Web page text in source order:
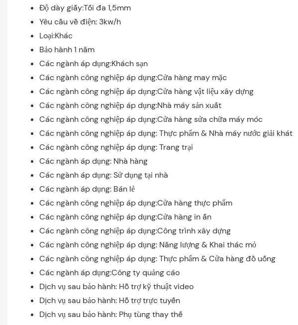
Độ dày giấy:Tối đa 1,5mm
Yêu cầu về điện: 3kw/h
Loại:Khác
Bảo hành 1 năm
Các ngành áp dụng:Khách sạn
Các ngành công nghiệp áp dụng:Cửa hàng may mặc
Các ngành công nghiệp áp dụng:Cửa hàng vật liệu xây dựng
Các ngành công nghiệp áp dụng:Nhà máy sản xuất
Các ngành công nghiệp áp dụng:Cửa hàng sửa chữa máy móc
Các ngành công nghiệp áp dụng: Thực phẩm & Nhà máy nước giải khát
Các ngành công nghiệp áp dụng: Trang trại
Các ngành áp dụng: Nhà hàng
Các ngành áp dụng: Sử dụng tại nhà
Các ngành áp dụng: Bán lẻ
Các ngành công nghiệp áp dụng:Cửa hàng thực phẩm
Các ngành công nghiệp áp dụng:Cửa hàng in ấn
Các ngành công nghiệp áp dụng:Công trình xây dựng
Các ngành công nghiệp áp dụng: Năng lượng & Khai thác mỏ
Các ngành công nghiệp áp dụng: Thực phẩm & Cửa hàng đồ uống
Các ngành áp dụng:Công ty quảng cáo
Dịch vụ sau bảo hành: Hỗ trợ kỹ thuật video
Dịch vụ sau bảo hành: Hỗ trợ trực tuyến
Dịch vụ sau bảo hành: Phụ tùng thay thế